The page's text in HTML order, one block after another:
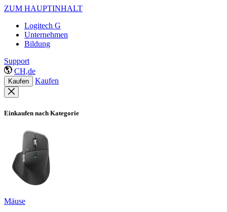
ZUM HAUPTINHALT
Logitech G
Unternehmen
Bildung
Support
CH,de
Kaufen Kaufen
Einkaufen nach Kategorie
Mäuse